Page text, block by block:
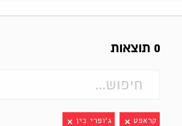
0 תוצאות
קראפט ג'ופרי בין